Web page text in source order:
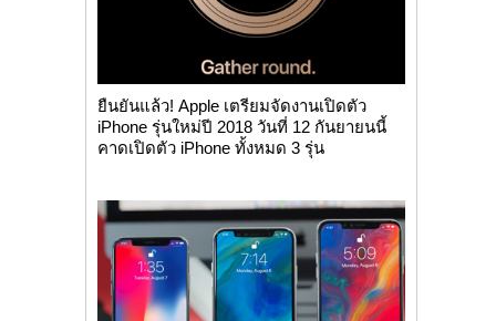
ยืนยันแล้ว! Apple เตรียมจัดงานเปิดตัว
iPhone รุ่นใหม่ปี 2018 วันที่ 12 กันยายนนี้
คาดเปิดตัว iPhone ทั้งหมด 3 รุ่น